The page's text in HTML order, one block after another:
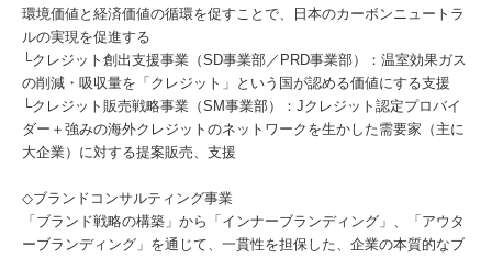
環境価値と経済価値の循環を促すことで、日本のカーボンニュートラ
ルの実現を促進する
└クレジット創出支援事業（SD事業部／PRD事業部）：温室効果ガス
の削減・吸収量を「クレジット」という国が認める価値にする支援
└クレジット販売戦略事業（SM事業部）：Jクレジット認定プロバイ
ダー＋強みの海外クレジットのネットワークを生かした需要家（主に
大企業）に対する提案販売、支援
◇ブランドコンサルティング事業
「ブランド戦略の構築」から「インナーブランディング」、「アウタ
ーブランディング」を通じて、一貫性を担保した、企業の本質的なブ